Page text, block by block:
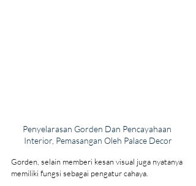
Penyelarasan Gorden Dan Pencayahaan
Interior, Pemasangan Oleh Palace Decor
Gorden, selain memberi kesan visual juga nyatanya
memiliki fungsi sebagai pengatur cahaya.